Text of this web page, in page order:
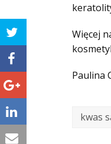
Więcej
Paulina
kwas